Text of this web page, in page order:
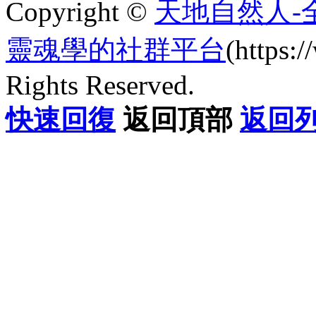
Copyright © 天地自然人-
靈魂學的社群平台
Rights Reserved.
快速回復 返回頂部 返回